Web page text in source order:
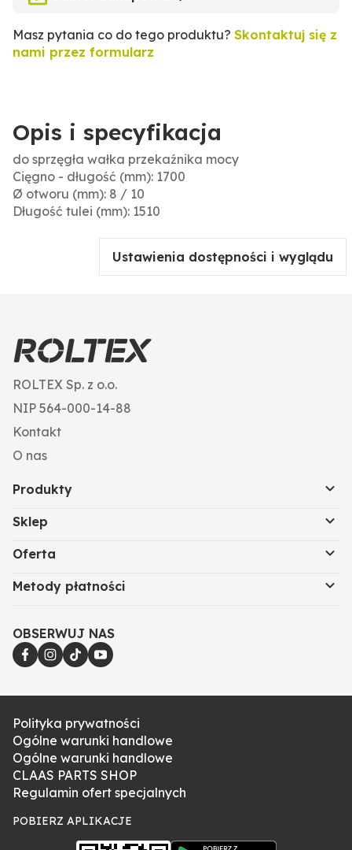
Masz pytania co do tego produktu? Skontaktuj się z
nami przez formularz
Opis i specyfikacja
do sprzęgła wałka przekaźnika mocy
Cięgno - długość (mm): 1700
Ø otworu (mm): 8 / 10
Długość tulei (mm): 1510
Ustawienia dostępności i wyglądu
ROLTEX Sp. z o.o.
NIP 564-000-14-88
Kontakt
O nas
Produkty
Sklep
Oferta
Metody płatności
OBSERWUJ NAS
Polityka prywatności
Ogólne warunki handlowe
Ogólne warunki handlowe
CLAAS PARTS SHOP
Regulamin ofert specjalnych
POBIERZ APLIKACJE